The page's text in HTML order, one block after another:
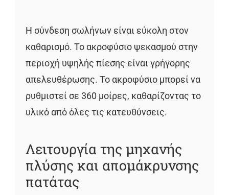
Η σύνδεση σωλήνων είναι εύκολη στον
καθαρισμό. Το ακροφύσιο ψεκασμού στην
περιοχή υψηλής πίεσης είναι γρήγορης
απελευθέρωσης. Το ακροφύσιο μπορεί να
ρυθμιστεί σε 360 μοίρες, καθαρίζοντας το
υλικό από όλες τις κατευθύνσεις.
Λειτουργία της μηχανής
πλύσης και απομάκρυνσης
πατάτας